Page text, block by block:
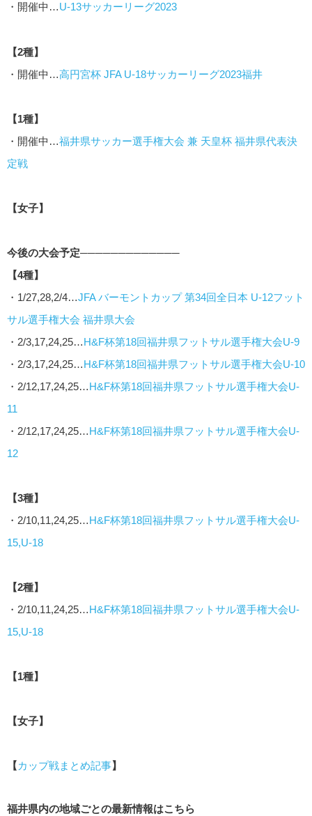
・開催中…U-13サッカーリーグ2023
【2種】
・開催中…高円宮杯 JFA U-18サッカーリーグ2023福井
【1種】
・開催中…福井県サッカー選手権大会 兼 天皇杯 福井県代表決
定戦
【女子】
今後の大会予定─────────────
【4種】
・1/27,28,2/4…JFA バーモントカップ 第34回全日本 U-12フット
サル選手権大会 福井県大会
・2/3,17,24,25…H&F杯第18回福井県フットサル選手権大会U-9
・2/3,17,24,25…H&F杯第18回福井県フットサル選手権大会U-10
・2/12,17,24,25…H&F杯第18回福井県フットサル選手権大会U-
11
・2/12,17,24,25…H&F杯第18回福井県フットサル選手権大会U-
12
【3種】
・2/10,11,24,25…H&F杯第18回福井県フットサル選手権大会U-
15,U-18
【2種】
・2/10,11,24,25…H&F杯第18回福井県フットサル選手権大会U-
15,U-18
【1種】
【女子】
【カップ戦まとめ記事】
福井県内の地域ごとの最新情報はこちら